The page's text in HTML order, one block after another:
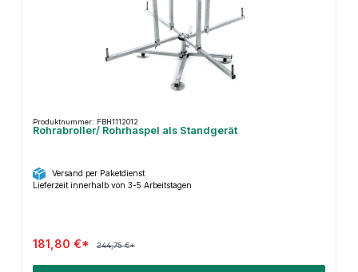
Produktnummer: FBH1112012
Rohrabroller/ Rohrhaspel als Standgerät
Versand per Paketdienst
Lieferzeit innerhalb von 3-5 Arbeitstagen
181,80 €* 244,75 €*